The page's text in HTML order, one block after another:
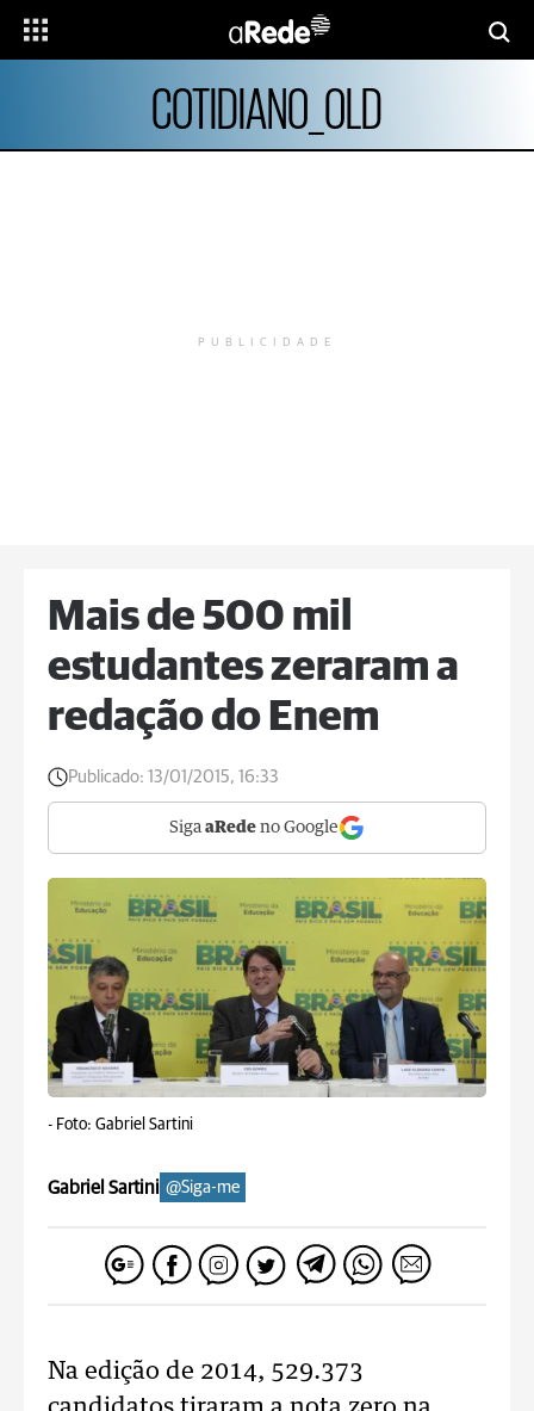
COTIDIANO_OLD
PUBLICIDADE
Mais de 500 mil
estudantes zeraram a
redação do Enem
Publicado: 13/01/2015, 16:33
Siga aRede no Google
- Foto: Gabriel Sartini
Gabriel Sartini @Siga-me
Na edição de 2014, 529.373